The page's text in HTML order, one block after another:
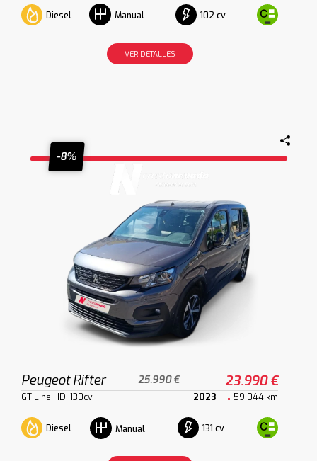
Diesel Manual 102 cv
VER DETALLES
-8%
Peugeot Rifter 25.990 € 23.990 €
GT Line HDi 130cv 2023 59.044 km
Diesel Manual 131 cv